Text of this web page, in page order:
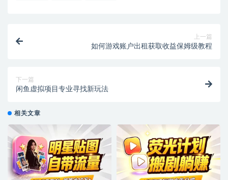
上一篇
如何游戏账户出租获取收益保姆级教程
下一篇
闲鱼虚拟项目专业寻找新玩法
相关文章